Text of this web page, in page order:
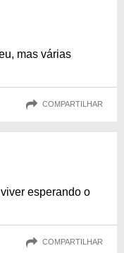
mas várias
COMPARTILHAR
esperando o
COMPARTILHAR